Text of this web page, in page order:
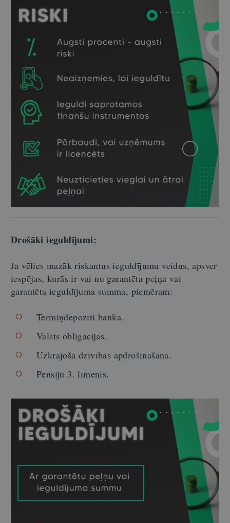
Drošāki ieguldījumi:
Ja vēlies mazāk riskantus ieguldījumu veidus, apsver
iespējas, kurās ir vai nu garantēta peļņa vai
garantēta ieguldījuma summa, piemēram:
Termiņdepozīti bankā.
Valsts obligācijas.
Uzkrājošā dzīvības apdrošināšana.
Pensiju 3. līmenis.